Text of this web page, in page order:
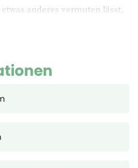
anderes vermuten lässt,
allerdings sehr
leuchtend rot gefärbt ist,